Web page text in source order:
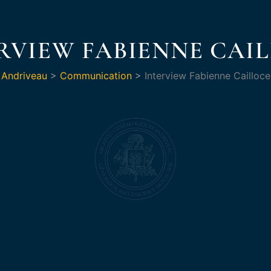
FABIENNE
Andriveau > Communication > Interview Fabienne Cailloce